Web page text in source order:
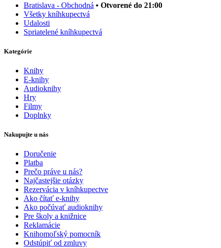
Bratislava - Obchodná • Otvorené do 21:00
Všetky kníhkupectvá
Udalosti
Spriatelené kníhkupectvá
Kategórie
Knihy
E-knihy
Audioknihy
Hry
Filmy
Doplnky
Nakupujte u nás
Doručenie
Platba
Prečo práve u nás?
Najčastejšie otázky
Rezervácia v kníhkupectve
Ako čítať e-knihy
Ako počúvať audioknihy
Pre školy a knižnice
Reklamácie
Knihomoľský pomocník
Odstúpiť od zmluvy